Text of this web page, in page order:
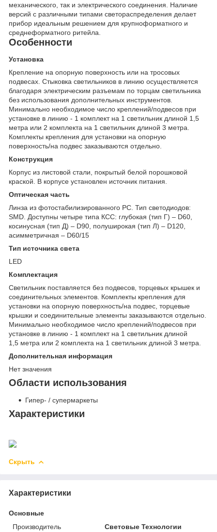
механического, так и электрического соединения. Наличие
версий с различными типами светораспределения делает
прибор идеальным решением для крупноформатного и
среднеформатного ритейла.
Особенности
Установка
Крепление на опорную поверхность или на тросовых
подвесах. Стыковка светильников в линию осуществляется
благодаря электрическим разъемам по торцам светильника
без использования дополнительных инструментов.
Минимально необходимое число креплений/подвесов при
установке в линию - 1 комплект на 1 светильник длиной 1,5
метра или 2 комплекта на 1 светильник длиной 3 метра.
Комплекты крепления для установки на опорную
поверхность/на подвес заказываются отдельно.
Конструкция
Корпус из листовой стали, покрытый белой порошковой
краской. В корпусе установлен источник питания.
Оптическая часть
Линза из фотостабилизированного PC. Тип светодиодов:
SMD. Доступны четыре типа КСС: глубокая (тип Г) – D60,
косинусная (тип Д) – D90, полуширокая (тип Л) – D120,
асимметричная – D60/15
Тип источника света
LED
Комплектация
Светильник поставляется без подвесов, торцевых крышек и
соединительных элементов. Комплекты крепления для
установки на опорную поверхность/на подвес, торцевые
крышки и соединительные элементы заказываются отдельно.
Минимально необходимое число креплений/подвесов при
установке в линию - 1 комплект на 1 светильник длиной
1,5 метра или 2 комплекта на 1 светильник длиной 3 метра.
Дополнительная информация
Нет значения
Области использования
Гипер- / супермаркеты
Характеристики
Скрыть
Характеристики
Основные
Производитель
Световые Технологии